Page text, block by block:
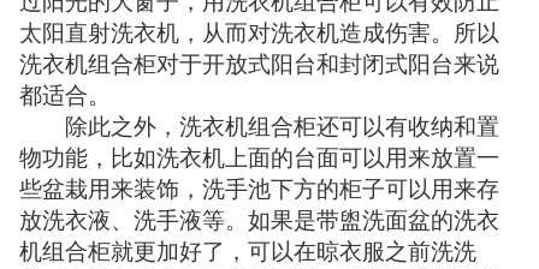
太阳直射洗衣机，从而对洗衣机造成伤害。所以
洗衣机组合柜对于开放式阳台和封闭式阳台来说
都适合。
除此之外，洗衣机组合柜还可以有收纳和置
物功能，比如洗衣机上面的台面可以用来放置一
些盆栽用来装饰，洗手池下方的柜子可以用来存
放洗衣液、洗手液等。如果是带盥洗面盆的洗衣
机组合柜就更加好了，可以在晾衣服之前洗洗